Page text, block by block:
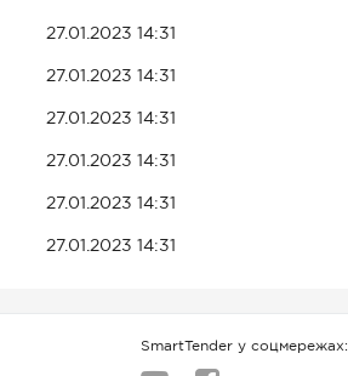
27.01.2023 14:31
27.01.2023 14:31
27.01.2023 14:31
27.01.2023 14:31
27.01.2023 14:31
27.01.2023 14:31
SmartTender у соцмережах: